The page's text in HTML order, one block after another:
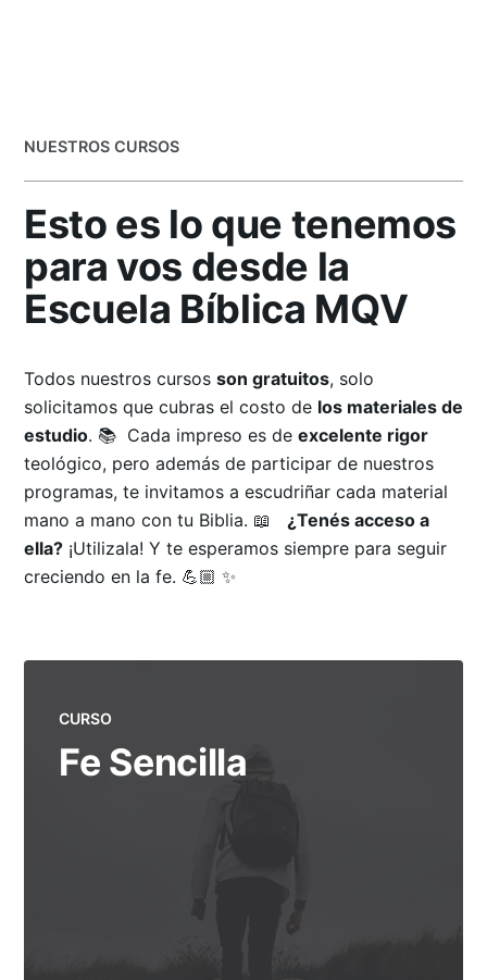
NUESTROS CURSOS
Esto es lo que tenemos
para vos desde la
Escuela Bíblica MQV
Todos nuestros cursos son gratuitos, solo
solicitamos que cubras el costo de los materiales de
estudio. 📚 Cada impreso es de excelente rigor
teológico, pero además de participar de nuestros
programas, te invitamos a escudriñar cada material
mano a mano con tu Biblia. 📖 ¿Tenés acceso a
ella? ¡Utilizala! Y te esperamos siempre para seguir
creciendo en la fe. 💪🏼 ✨
CURSO
Fe Sencilla